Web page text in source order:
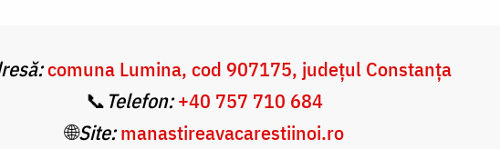
comuna Lumina, cod 907175, județul Constanța
📞 Telefon: +40 757 710 684
🌐Site: manastireavacarestiinoi.ro